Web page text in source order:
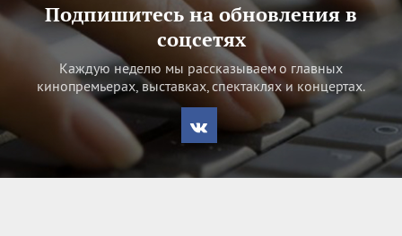
Подпишитесь на обновления в
соцсетях
Каждую неделю мы рассказываем о главных
кинопремьерах, выставках, спектаклях и концертах.